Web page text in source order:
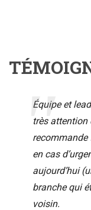
Équipe et
très attention
recommande
en cas
aujourd’hui
branche qui
voisin.